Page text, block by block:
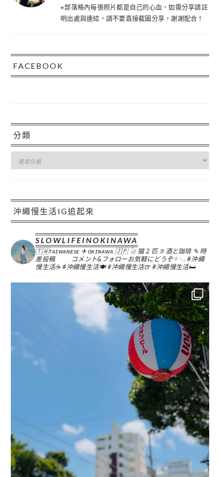
※部落格內每張照片都是自己的心血，如需分享請註
明出處與連結，請不要直接截圖分享，謝謝配合！
FACEBOOK
分類
類
沖繩慢生活IG追起來
SLOWLIFEINOKINAWA
🇹🇼ᴛᴀɪᴡᴀɴᴇsᴇ ✈︎ ᴏᴋɪɴᴀᴡᴀ 🇯🇵𓃠 猫 2 匹 𖠚 酒と珈琲✎ 時
差投稿
コメント&フォローお気軽にどうぞ𓇬𓂅#沖繩
慢生活☕️#沖繩慢生活🍽#沖繩慢生活🍺 #沖繩慢生活🛏